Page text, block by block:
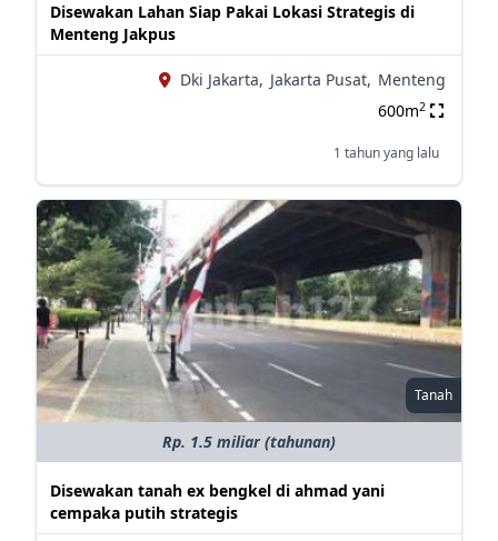
Disewakan Lahan Siap Pakai Lokasi Strategis di
Menteng Jakpus
Dki Jakarta, Jakarta Pusat, Menteng
600m2
1 tahun yang lalu
Tanah
Rp. 1.5 miliar (tahunan)
Disewakan tanah ex bengkel di ahmad yani
cempaka putih strategis